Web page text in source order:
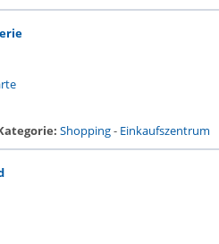
Shopping- Einkaufszentrum